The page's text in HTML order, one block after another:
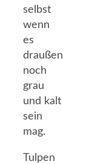
selbst
wenn
es
draußen
noch
grau
und kalt
sein
mag.
Tulpen